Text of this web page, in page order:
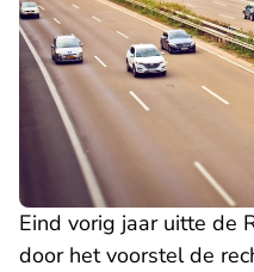
Eind vorig jaar uitte de
door het voorstel de